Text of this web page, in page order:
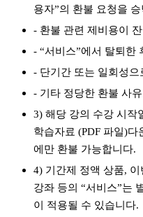
용자”의 환불 요청을
- 환불 관련 제비용이
- “서비스”에서 탈퇴한
- 단기간 또는 일회성으
- 기타 정당한 환불 사
3) 해당 강의 수강 시작
학습자료 (PDF 파일)
에만 환불 가능합니다.
4) 기간제 정액 상품,
강좌 등의 “서비스”는
이 적용될 수 있습니다.